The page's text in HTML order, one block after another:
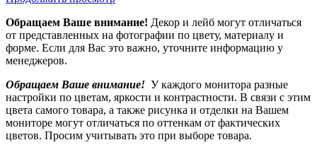
Обращаем Ваше внимание! Декор и лейб могут отличаться
от представленных на фотографии по цвету, материалу и
форме. Если для Вас это важно, уточните информацию у
менеджеров.
Обращаем Ваше внимание! У каждого монитора разные
настройки по цветам, яркости и контрастности. В связи с этим
цвета самого товара, а также рисунка и отделки на Вашем
мониторе могут отличаться по оттенкам от фактических
цветов. Просим учитывать это при выборе товара.